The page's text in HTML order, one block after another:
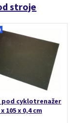
stroje
pod cyklotrenažer
x 105 x 0,4 cm